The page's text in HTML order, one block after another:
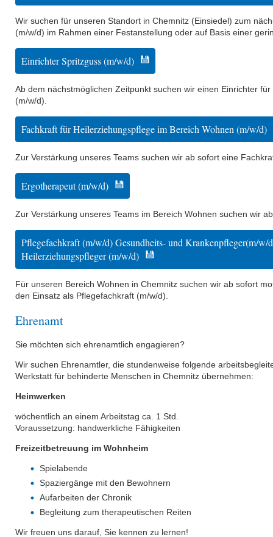
Wir suchen für unseren Standort in Chemnitz (Einsiedel) zum
(m/w/d) im Rahmen einer Festanstellung oder auf Basis einer
Einrichter Spritzguss (m/w/d)
Ab dem nächstmöglichen Zeitpunkt suchen wir einen Einrichter
(m/w/d).
Fachkraft für Heilerziehungspflege im Bereich Wohnen (m/w/d)
Zur Verstärkung unseres Teams suchen wir ab sofort eine
Ergotherapeut (m/w/d)
Zur Verstärkung unseres Teams im Bereich Wohnen suchen wir
Pflegefachkraft (m/w/d) Gesundheits- und Krankenpfleger(m/
Heilerziehungspfleger (m/w/d)
Für unseren Bereich Wohnen in Chemnitz suchen wir ab sofort
den Einsatz als Pflegefachkraft (m/w/d).
Ehrenamt
Sie möchten sich ehrenamtlich engagieren?
Wir suchen Ehrenamtler, die stundenweise folgende
Werkstatt für behinderte Menschen in Chemnitz übernehmen:
Heimwerken
wöchentlich an einem Arbeitstag ca. 1 Std.
Voraussetzung: handwerkliche Fähigkeiten
Freizeitbetreuung im Wohnheim
Spielabende
Spaziergänge mit den Bewohnern
Aufarbeiten der Chronik
Begleitung zum therapeutischen Reiten
Wir freuen uns darauf, Sie kennen zu lernen!